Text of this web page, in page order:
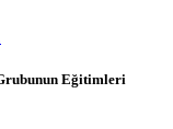
Eğitimleri